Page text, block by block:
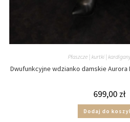
Płaszcze | kurtki |
Dwufunkcyjne wdzianko damskie Aurora
699,00 zł
Dodaj do